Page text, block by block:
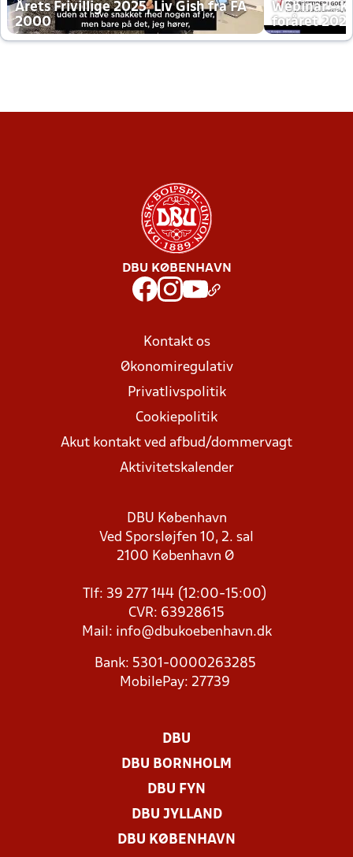
Årets Frivillige 2025, Liv Gish fra FA
2000
Webinar -
foråret
DBU KØBENHAVN
Kontakt os
Økonomiregulativ
Privatlivspolitik
Cookiepolitik
Akut kontakt ved afbud/dommervagt
Aktivitetskalender
DBU København
Ved Sporsløjfen 10, 2. sal
2100 København Ø
Tlf: 39 277 144 (12:00-15:00)
CVR: 63928615
Mail: info@dbukoebenhavn.dk
Bank: 5301-0000263285
MobilePay: 27739
DBU
DBU BORNHOLM
DBU FYN
DBU JYLLAND
DBU KØBENHAVN